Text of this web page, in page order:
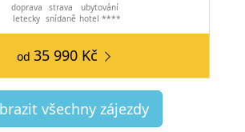
doprava
letecky
strava
snídaně
ubytování
hotel ****
od 35 990 Kč
všechny zájezdy